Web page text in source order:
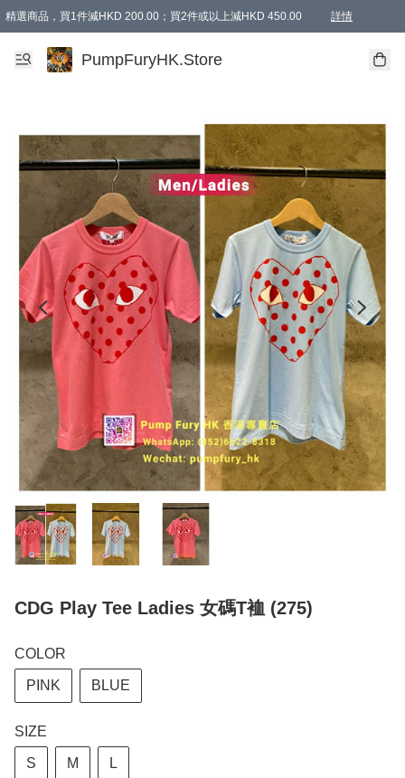
精選商品，買1件減HKD 200.00；買2件或以上減HKD 450.00 詳情
AAPE商品,會員專享9折或以上（按會員等級）AAPE products, members can
精選商品，任選買2件或以上減HKD 100.00
購物滿 HKD 800.00即享免運費優惠！（適用於 特定的送貨方式 )
PumpFuryHK.Store
CDG Play Tee Ladies 女碼T裇 (275)
COLOR
PINK BLUE
SIZE
S M L